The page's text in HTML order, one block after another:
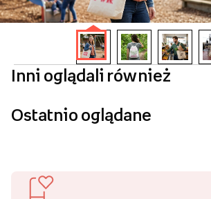
Inni oglądali również
Ostatnio oglądane